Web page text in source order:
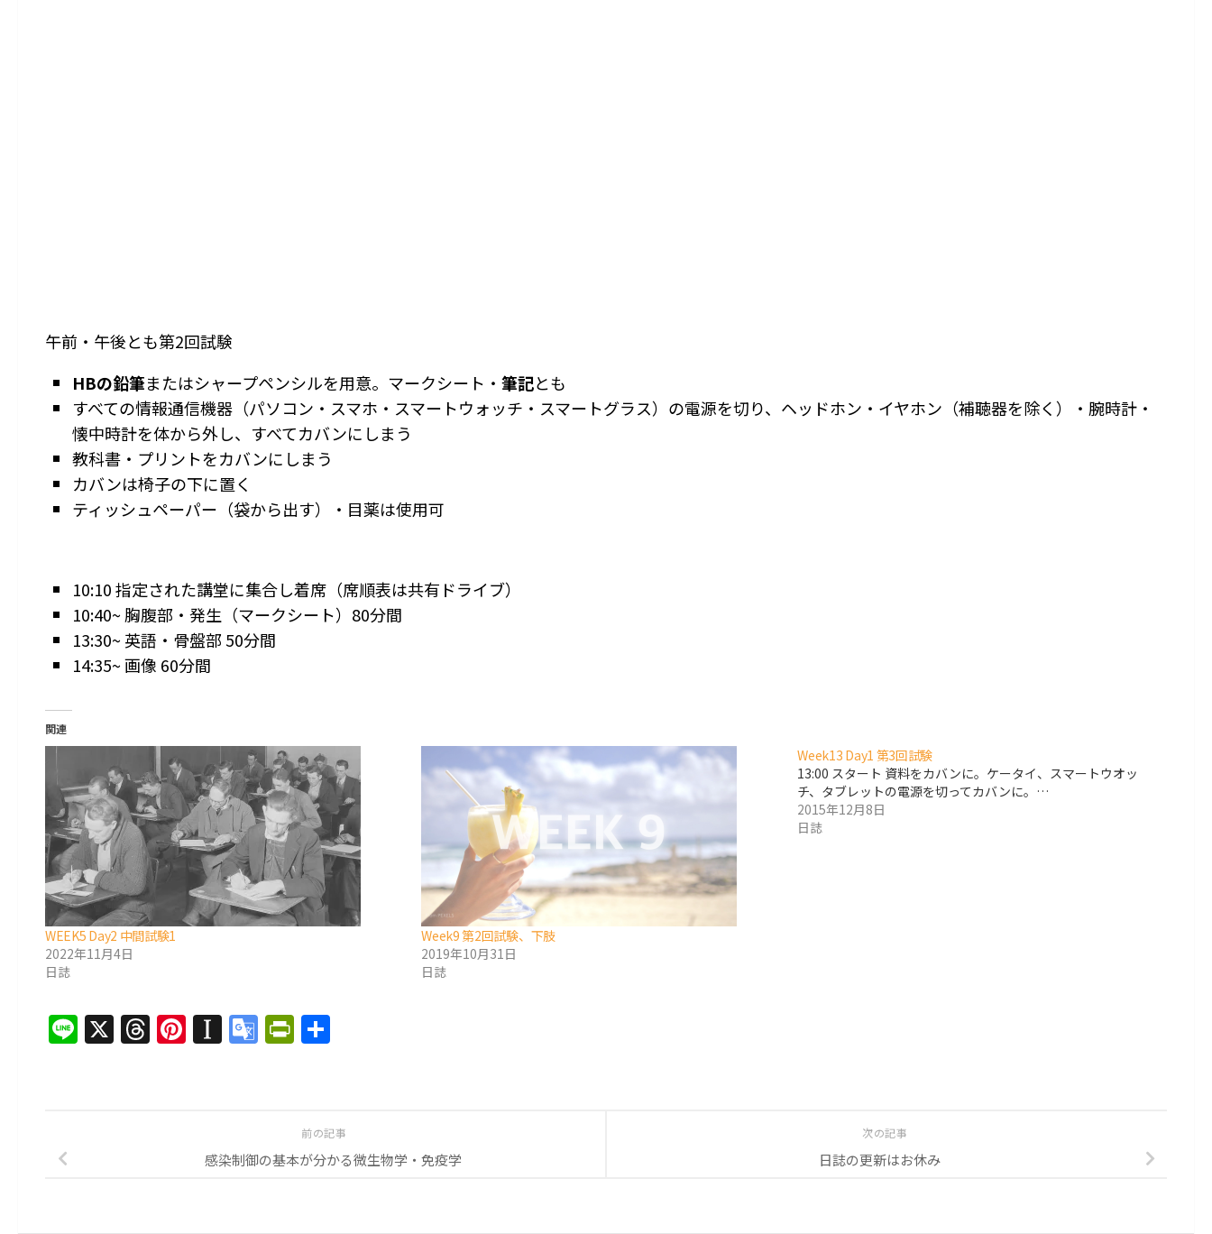
午前・午後とも第2回試験
HBの鉛筆またはシャープペンシルを用意。マークシート・ 筆記とも
すべての情報通信機器（パソコン・スマホ・スマートウォッチ・スマートグラス）の電源を切り、ヘッドホン・イヤホン（補聴器を除く）・腕時計・
懐中時計を体から外し、すべてカバンにしまう
教科書・プリントをカバンにしまう
カバンは椅子の下に置く
ティッシュペーパー（袋から出す）・目薬は使用可
10:10 指定された講堂に集合し着席（席順表は共有ドライブ）
10:40~ 胸腹部・発生（マークシート）80分間
13:30~ 英語・骨盤部 50分間
14:35~ 画像 60分間
関連
WEEK5 Day2 中間試験1
2022年11月4日
日誌
Week9 第2回試験、下肢
2019年10月31日
日誌
Week13 Day1 第3回試験
13:00 スタート 資料をカバンに。ケータイ、スマートウオッ
チ、タブレットの電源を切ってカバンに。…
2015年12月8日
日誌
Line
X Threads
Pinterest
Instapaper
GooglePrintFriendly
次の記事
日誌の更新はお休み
前の記事
感染制御の基本が分かる微生物学・免疫学